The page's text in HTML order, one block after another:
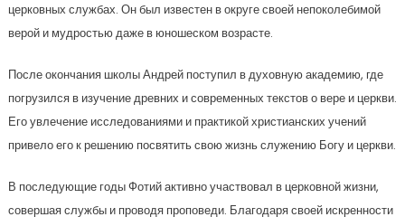
церковных службах. Он был известен в округе своей непоколебимой
верой и мудростью даже в юношеском возрасте.
После окончания школы Андрей поступил в духовную академию, где
погрузился в изучение древних и современных текстов о вере и церкви.
Его увлечение исследованиями и практикой христианских учений
привело его к решению посвятить свою жизнь служению Богу и церкви.
В последующие годы Фотий активно участвовал в церковной жизни,
совершая службы и проводя проповеди. Благодаря своей искренности